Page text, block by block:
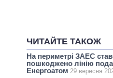
ЧИТАЙТЕ ТАКОЖ
На периметрі ЗАЕС
пошкоджено лінію
Енергоатом 29 вересня